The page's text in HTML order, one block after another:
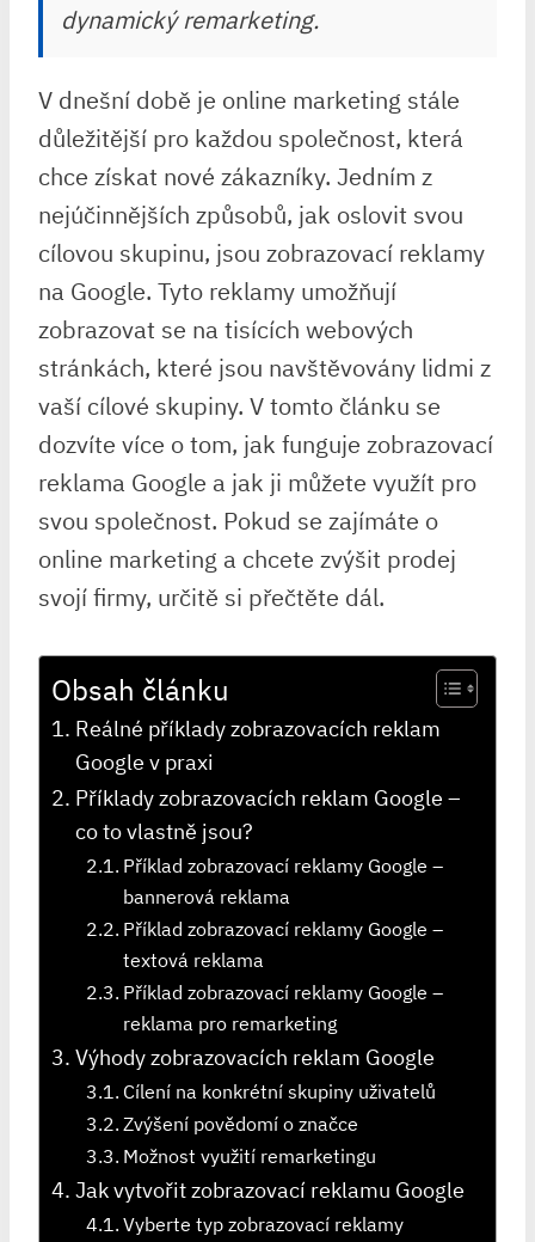
dynamický remarketing.
V dnešní době je online marketing stále
důležitější pro každou společnost, která
chce získat nové zákazníky. Jedním z
nejúčinnějších způsobů, jak oslovit svou
cílovou skupinu, jsou zobrazovací reklamy
na Google. Tyto reklamy umožňují
zobrazovat se na tisících webových
stránkách, které jsou navštěvovány lidmi z
vaší cílové skupiny. V tomto článku se
dozvíte více o tom, jak funguje zobrazovací
reklama Google a jak ji můžete využít pro
svou společnost. Pokud se zajímáte o
online marketing a chcete zvýšit prodej
svojí firmy, určitě si přečtěte dál.
Obsah článku
Reálné příklady zobrazovacích reklam
Google v praxi
Příklady zobrazovacích reklam Google –
co to vlastně jsou?
Příklad zobrazovací reklamy Google –
bannerová reklama
Příklad zobrazovací reklamy Google –
textová reklama
Příklad zobrazovací reklamy Google –
reklama pro remarketing
Výhody zobrazovacích reklam Google
Cílení na konkrétní skupiny uživatelů
Zvýšení povědomí o značce
Možnost využití remarketingu
Jak vytvořit zobrazovací reklamu Google
Vyberte typ zobrazovací reklamy